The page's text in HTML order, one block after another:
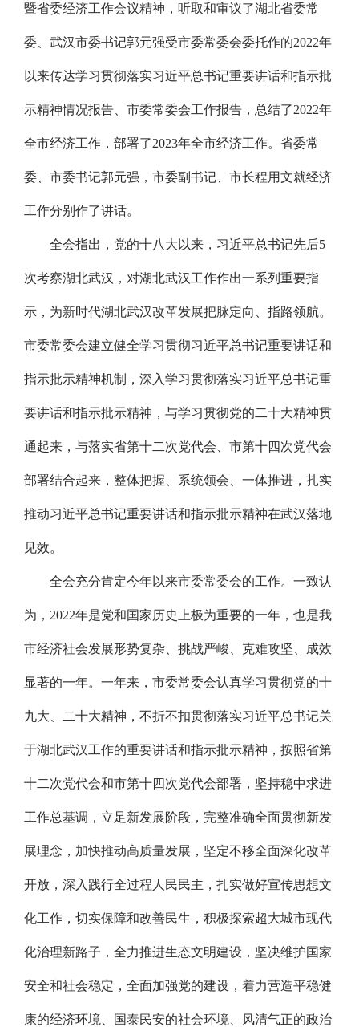
暨省委经济工作会议精神，听取和审议了湖北省委常
委、武汉市委书记郭元强受市委常委会委托作的2022年
以来传达学习贯彻落实习近平总书记重要讲话和指示批
示精神情况报告、市委常委会工作报告，总结了2022年
全市经济工作，部署了2023年全市经济工作。省委常
委、市委书记郭元强，市委副书记、市长程用文就经济
工作分别作了讲话。
全会指出，党的十八大以来，习近平总书记先后5
次考察湖北武汉，对湖北武汉工作作出一系列重要指
示，为新时代湖北武汉改革发展把脉定向、指路领航。
市委常委会建立健全学习贯彻习近平总书记重要讲话和
指示批示精神机制，深入学习贯彻落实习近平总书记重
要讲话和指示批示精神，与学习贯彻党的二十大精神贯
通起来，与落实省第十二次党代会、市第十四次党代会
部署结合起来，整体把握、系统领会、一体推进，扎实
推动习近平总书记重要讲话和指示批示精神在武汉落地
见效。
全会充分肯定今年以来市委常委会的工作。一致认
为，2022年是党和国家历史上极为重要的一年，也是我
市经济社会发展形势复杂、挑战严峻、克难攻坚、成效
显著的一年。一年来，市委常委会认真学习贯彻党的十
九大、二十大精神，不折不扣贯彻落实习近平总书记关
于湖北武汉工作的重要讲话和指示批示精神，按照省第
十二次党代会和市第十四次党代会部署，坚持稳中求进
工作总基调，立足新发展阶段，完整准确全面贯彻新发
展理念，加快推动高质量发展，坚定不移全面深化改革
开放，深入践行全过程人民民主，扎实做好宣传思想文
化工作，切实保障和改善民生，积极探索超大城市现代
化治理新路子，全力推进生态文明建设，坚决维护国家
安全和社会稳定，全面加强党的建设，着力营造平稳健
康的经济环境、国泰民安的社会环境、风清气正的政治